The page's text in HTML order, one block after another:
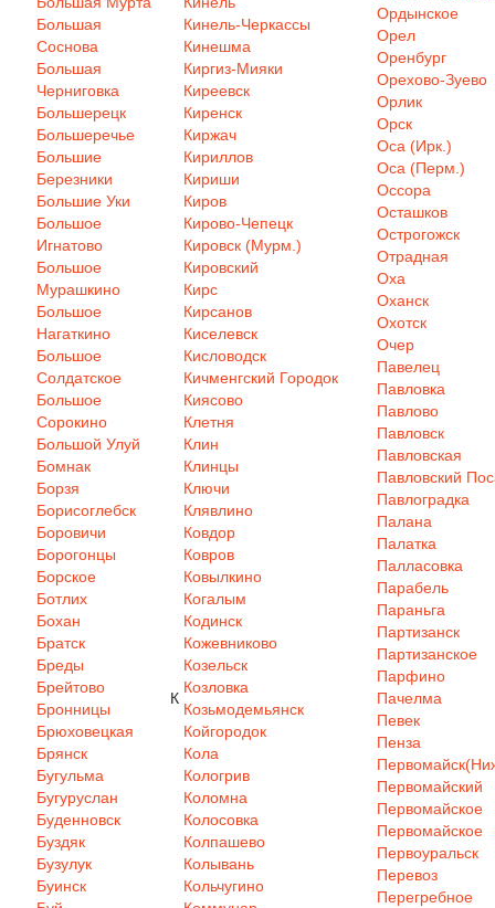
Большая
Соснова
Большая
Черниговка
Большерецк
Большеречье
Большие
Березники
Большие Уки
Большое
Игнатово
Большое
Мурашкино
Большое
Нагаткино
Большое
Солдатское
Большое
Сорокино
Большой Улуй
Бомнак
Борзя
Борисоглебск
Боровичи
Борогонцы
Борское
Ботлих
Бохан
Братск
Бреды
Брейтово
Бронницы
Брюховецкая
Брянск
Бугульма
Бугуруслан
Буденновск
Буздяк
Бузулук
Буинск
К
Кинель-Черкассы
Кинешма
Киргиз-Мияки
Киреевск
Киренск
Киржач
Кириллов
Кириши
Киров
Кирово-Чепецк
Кировск (Мурм.)
Кировский
Кирс
Кирсанов
Киселевск
Кисловодск
Кичменгский Городок
Киясово
Клетня
Клин
Клинцы
Ключи
Клявлино
Ковдор
Ковров
Ковылкино
Когалым
Кодинск
Кожевниково
Козельск
Козловка
Козьмодемьянск
Койгородок
Кола
Кологрив
Коломна
Колосовка
Колпашево
Колывань
Кольчугино
Ордынское
Орел
Оренбург
Орехово-Зуево
Орлик
Орск
Оса (Ирк.)
Оса (Перм.)
Оссора
Осташков
Острогожск
Отрадная
Оха
Оханск
Охотск
Очер
Павелец
Павловка
Павлово
Павловск
Павловская
Павловский
Павлоградка
Палана
Палатка
Палласовка
Парабель
Параньга
Партизанск
Партизанское
Парфино
Пачелма
Певек
Пенза
Первомайский
Первомайское
Первомайское
Первоуральск
Перевоз
Перегребное